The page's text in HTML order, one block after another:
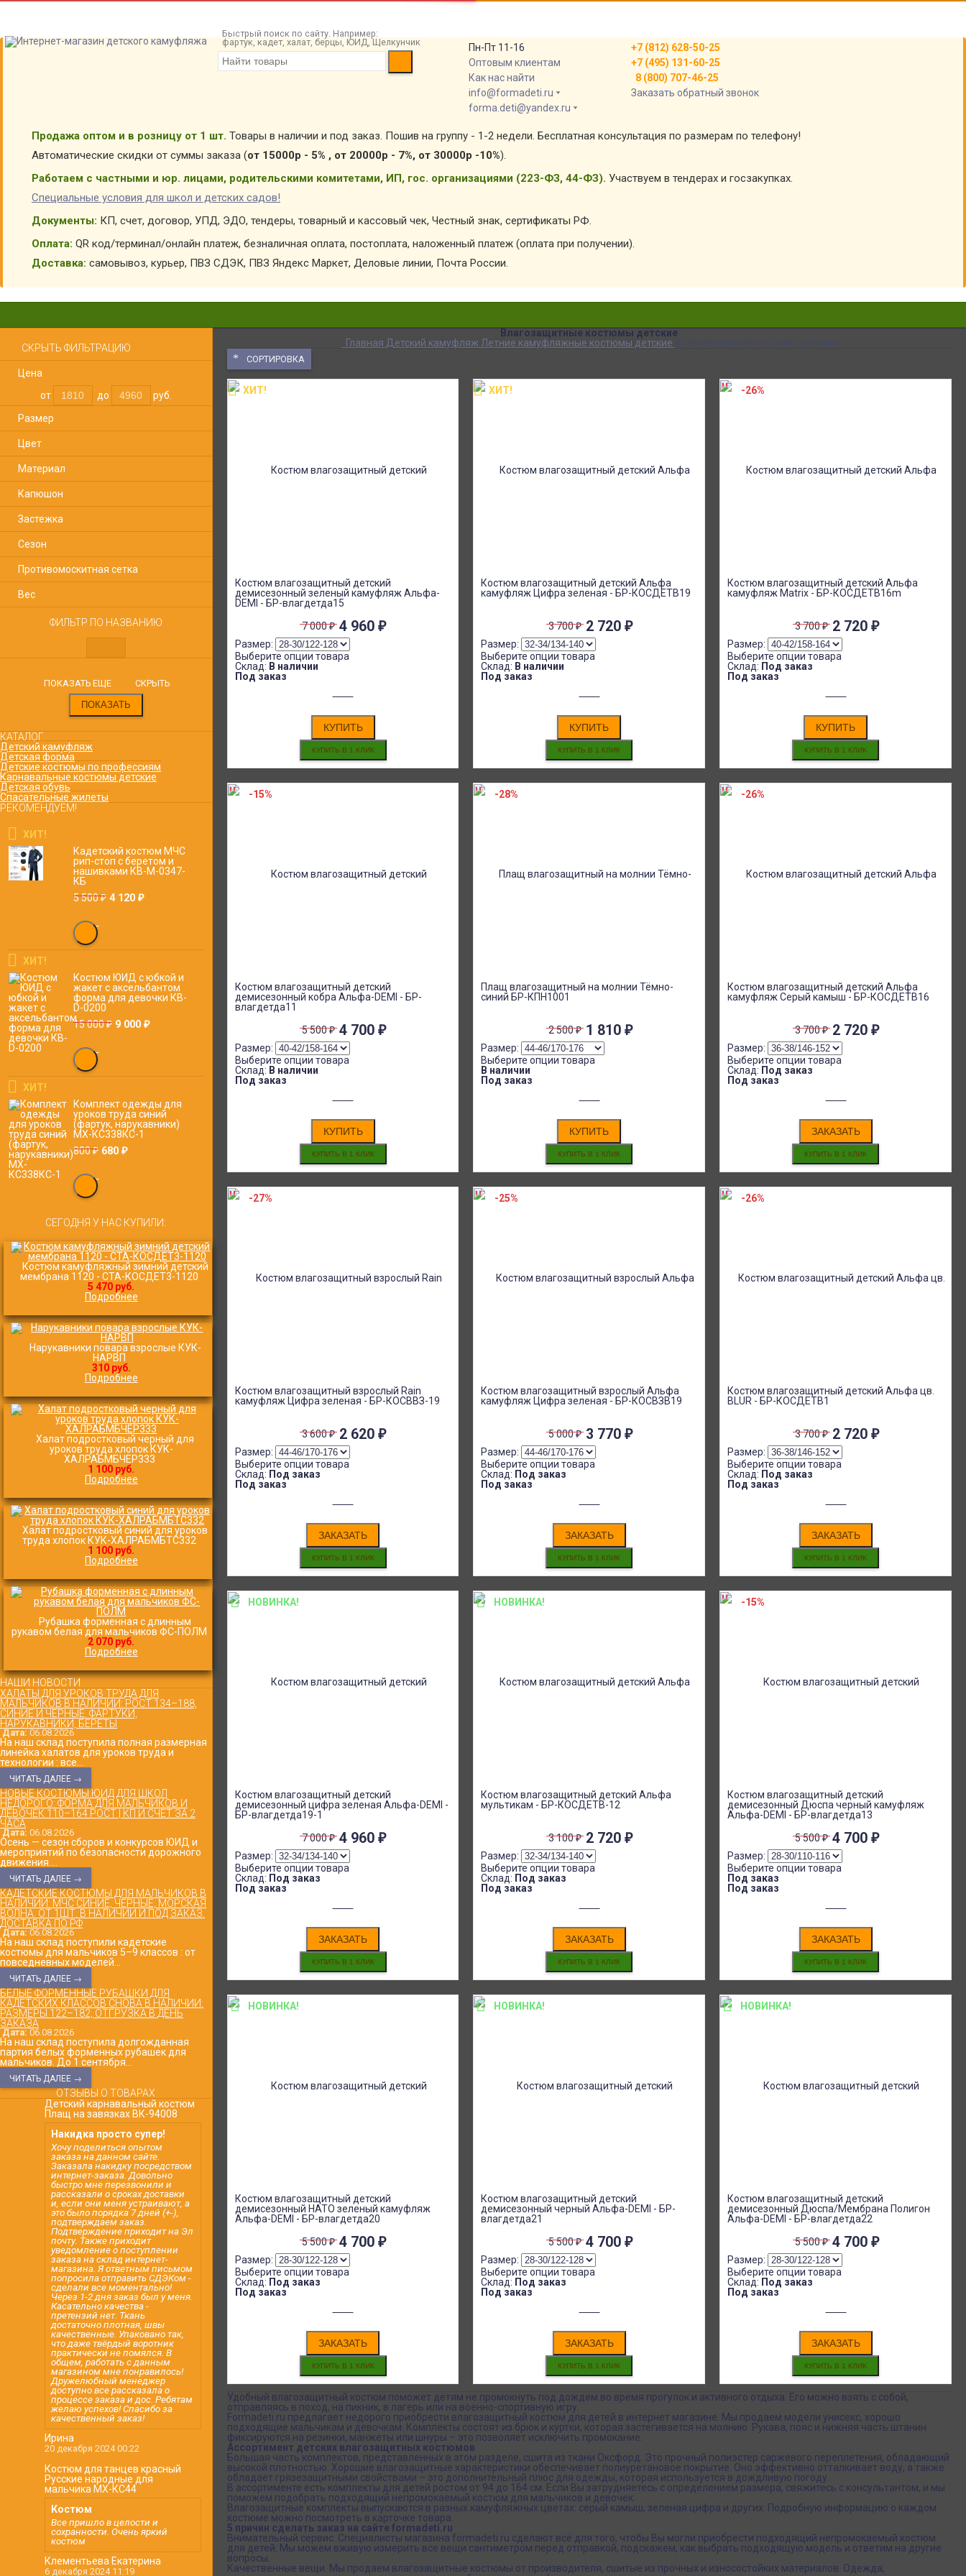
Быстрый поиск по сайту. Например:
фартук, кадет, халат, берцы, ЮИД, Щелкунчик
Пн-Пт 11-16
Оптовым клиентам
Как нас найти
info@formadeti.ru
forma.deti@yandex.ru
+7 (812) 628-50-25
+7 (495) 131-60-25
8 (800) 707-46-25
Заказать обратный звонок
Продажа оптом и в розницу от 1 шт. Товары в наличии и под заказ. Пошив на группу - 1-2 недели. Бесплатная консультация по размерам по телефону!
Автоматические скидки от суммы заказа (от 15000р - 5% , от 20000р - 7%, от 30000р -10%).
Работаем с частными и юр. лицами, родительскими комитетами, ИП, гос. организациями (223-ФЗ, 44-ФЗ). Участвуем в тендерах и госзакупках.
Специальные условия для школ и детских садов!
Документы: КП, счет, договор, УПД, ЭДО, тендеры, товарный и кассовый чек, Честный знак, сертификаты РФ.
Оплата: QR код/терминал/онлайн платеж, безналичная оплата, постоплата, наложенный платеж (оплата при получении).
Доставка: самовывоз, курьер, ПВЗ СДЭК, ПВЗ Яндекс Маркет, Деловые линии, Почта России.
СКРЫТЬ ФИЛЬТРАЦИЮ
Цена
от
до
руб.
Размер
Цвет
Материал
Капюшон
Застежка
Сезон
Противомоскитная сетка
Вес
ФИЛЬТР ПО НАЗВАНИЮ
ПОКАЗАТЬ ЕЩЕ СКРЫТЬ
КАТАЛОГ
Детский камуфляж
Детская форма
Детские костюмы по профессиям
Карнавальные костюмы детские
Детская обувь
Спасательные жилеты
РЕКОМЕНДУЕМ!
ХИТ!
Кадетский костюм МЧС
рип-стоп с беретом и
нашивками КВ-M-0347-
КБ
5 500₽ 4 120₽
ХИТ!
Костюм ЮИД с юбкой и
жакет с аксельбантом
форма для девочки КВ-
D-0200
15 000₽ 9 000₽
ХИТ!
Комплект одежды для
уроков труда синий
(фартук, нарукавники)
МХ-КС338КС-1
800₽ 680₽
СЕГОДНЯ У НАС КУПИЛИ:
Костюм камуфляжный зимний детский
мембрана 1120 - СТА-КОСДЕТ3-1120
5 470 руб.
Подробнее
Нарукавники повара взрослые КУК-
НАРВП
310 руб.
Подробнее
Халат подростковый черный для
уроков труда хлопок КУК-
ХАЛРАБМБЧЕР333
1 100 руб.
Подробнее
Халат подростковый синий для уроков
труда хлопок КУК-ХАЛРАБМБТС332
1 100 руб.
Подробнее
Рубашка форменная с длинным
рукавом белая для мальчиков ФС-ПОЛМ
2 070 руб.
Подробнее
НАШИ НОВОСТИ
ХАЛАТЫ ДЛЯ УРОКОВ ТРУДА ДЛЯ
МАЛЬЧИКОВ В НАЛИЧИИ: РОСТ 134–188,
СИНИЕ И ЧЁРНЫЕ. ФАРТУКИ,
НАРУКАВНИКИ, БЕРЕТЫ
Дата: 06.08.2026
На наш склад поступила полная размерная
линейка халатов для уроков труда и
технологии : все...
ЧИТАТЬ ДАЛЕЕ →
НОВЫЕ КОСТЮМЫ ЮИД ДЛЯ ШКОЛ
НЕДОРОГО: ФОРМА ДЛЯ МАЛЬЧИКОВ И
ДЕВОЧЕК 110–164 РОСТ | КП И СЧЁТ ЗА 2
ЧАСА
Дата: 06.08.2026
Осень — сезон сборов и конкурсов ЮИД и
мероприятий по безопасности дорожного
движения....
ЧИТАТЬ ДАЛЕЕ →
КАДЕТСКИЕ КОСТЮМЫ ДЛЯ МАЛЬЧИКОВ В
НАЛИЧИИ: МЧС СИНИЕ, ЧЕРНЫЕ, МОРСКАЯ
ВОЛНА. ОТ 1ШТ. В НАЛИЧИИ И ПОД ЗАКАЗ.
ДОСТАВКА ПО РФ
Дата: 06.08.2026
На наш склад поступили кадетские
костюмы для мальчиков 5–9 классов : от
повседневных моделей...
ЧИТАТЬ ДАЛЕЕ →
БЕЛЫЕ ФОРМЕННЫЕ РУБАШКИ ДЛЯ
КАДЕТСКИХ КЛАССОВ СНОВА В НАЛИЧИИ:
РАЗМЕРЫ 122–182, ОТГРУЗКА В ДЕНЬ
ЗАКАЗА
Дата: 06.08.2026
На наш склад поступила долгожданная
партия белых форменных рубашек для
мальчиков. До 1 сентября...
ЧИТАТЬ ДАЛЕЕ →
ОТЗЫВЫ О ТОВАРАХ
Детский карнавальный костюм
Плащ на завязках ВК-94008
Накидка просто супер!
Хочу поделиться опытом
заказа на данном сайте.
Заказала накидку посредством
интернет-заказа. Довольно
быстро мне перезвонили и
рассказали о сроках доставки
и, если они меня устраивают, а
это было порядка 7 дней (+-),
подтверждаем заказ.
Подтверждение приходит на Эл
почту. Также приходит
уведомление о поступлении
заказа на склад интернет-
магазина. Я ответным письмом
попросила отправить СДЭКом -
сделали все моментально!
Через 1-2 дня заказ был у меня.
Касательно качества -
претензий нет. Ткань
достаточно плотная, швы
качественные. Упаковано так,
что даже твёрдый воротник
практически не помялся. В
общем, работать с данным
магазином мне понравилось!
Дружелюбный менеджер
доступно все рассказала о
процессе заказа и дос. Ребятам
желаю успехов! Спасибо за
качественный заказ!
Ирина
20 декабря 2024 00:22
Костюм для танцев красный
Русские народные для
мальчика МХ-КС44
Костюм
Все пришло в целости и
сохранности. Очень яркий
костюм
Клементьева Екатерина
6 декабря 2024 11:19
Влагозащитные костюмы детские
Главная Детский камуфляж Летние камуфляжные костюмы детские Влагозащитные костюмы детские
СОРТИРОВКА
Костюм влагозащитный детский
демисезонный зеленый камуфляж Альфа-
DEMI - БР-влагдетда15
7 000₽ 4 960₽
Размер:
Выберите опции товара
Склад: В наличии
Под заказ
КУПИТЬ
ХИТ!
Костюм влагозащитный детский Альфа
камуфляж Цифра зеленая - БР-КОСДЕТВ19
3 700₽ 2 720 ₽
Размер:
Выберите опции товара
Склад: В наличии
Под заказ
КУПИТЬ
ХИТ!
Костюм влагозащитный детский Альфа
камуфляж Matrix - БР-КОСДЕТВ16m
3 700₽ 2 720 ₽
Размер:
Выберите опции товара
Склад: Под заказ
Под заказ
КУПИТЬ
-26%
Костюм влагозащитный детский
демисезонный кобра Альфа-DEMI - БР-
влагдетда11
5 500₽ 4 700₽
Размер:
Выберите опции товара
Склад: В наличии
Под заказ
КУПИТЬ
-15%
Плащ влагозащитный на молнии Тёмно-
синий БР-КПН1001
2 500₽ 1 810 ₽
Размер:
Выберите опции товара
В наличии
Под заказ
КУПИТЬ
-28%
Костюм влагозащитный детский Альфа
камуфляж Серый камыш - БР-КОСДЕТВ16
3 700₽ 2 720 ₽
Размер:
Выберите опции товара
Склад: Под заказ
Под заказ
ЗАКАЗАТЬ
-26%
Костюм влагозащитный взрослый Rain
камуфляж Цифра зеленая - БР-КОСВВЗ-19
3 600₽ 2 620₽
Размер:
Выберите опции товара
Склад: Под заказ
Под заказ
ЗАКАЗАТЬ
-27%
Костюм влагозащитный взрослый Альфа
камуфляж Цифра зеленая - БР-КОСВЗВ19
5 000₽ 3 770 ₽
Размер:
Выберите опции товара
Склад: Под заказ
Под заказ
ЗАКАЗАТЬ
-25%
Костюм влагозащитный детский Альфа цв.
BLUR - БР-КОСДЕТВ1
3 700₽ 2 720 ₽
Размер:
Выберите опции товара
Склад: Под заказ
Под заказ
ЗАКАЗАТЬ
-26%
Костюм влагозащитный детский
демисезонный цифра зеленая Альфа-DEMI -
БР-влагдетда19-1
7 000₽ 4 960₽
Размер:
Выберите опции товара
Склад: Под заказ
Под заказ
ЗАКАЗАТЬ
НОВИНКА!
Костюм влагозащитный детский Альфа
мультикам - БР-КОСДЕТВ-12
3 100₽ 2 720 ₽
Размер:
Выберите опции товара
Склад: Под заказ
Под заказ
ЗАКАЗАТЬ
НОВИНКА!
Костюм влагозащитный детский
демисезонный Дюспа черный камуфляж
Альфа-DEMI - БР-влагдетда13
5 500₽ 4 700 ₽
Размер:
Выберите опции товара
Под заказ
Под заказ
ЗАКАЗАТЬ
-15%
Костюм влагозащитный детский
демисезонный НАТО зеленый камуфляж
Альфа-DEMI - БР-влагдетда20
5 500₽ 4 700₽
Размер:
Выберите опции товара
Склад: Под заказ
Под заказ
ЗАКАЗАТЬ
НОВИНКА!
Костюм влагозащитный детский
демисезонный черный Альфа-DEMI - БР-
влагдетда21
5 500₽ 4 700 ₽
Размер:
Выберите опции товара
Склад: Под заказ
Под заказ
ЗАКАЗАТЬ
НОВИНКА!
Костюм влагозащитный детский
демисезонный Дюспа/Мембрана Полигон
Альфа-DEMI - БР-влагдетда22
5 500₽ 4 700 ₽
Размер:
Выберите опции товара
Склад: Под заказ
Под заказ
ЗАКАЗАТЬ
НОВИНКА!
Удобный влагозащитный костюм поможет детям не промокнуть под дождем во время прогулок и активного отдыха. Его можно взять с собой,
отправляясь в поход, на пикник, в лагерь или на военно-спортивную игру.
Formadeti.ru предлагает недорого приобрести влагозащитный костюм для детей в интернет магазине. Мы продаем модели унисекс, хорошо
подходящие мальчикам и девочкам. Комплекты состоят из брюк и куртки, которая застегивается на молнию. Рукава, пояс и нижняя часть штанин
фиксируются на резинки, манжеты или шнуры – это позволяет исключить промокание.
Ассортимент детских влагозащитных костюмов
Большая часть комплектов, представленных в этом разделе, сшита из ткани Оксфорд. Это прочный полиэстер саржевого переплетения, обладающий
высокой плотностью. Хорошие влагозащитные характеристики обеспечивает полиуретановое покрытие. Оно эффективно отталкивает воду, а также
обладает грязезащитными свойствами – это дополнительный плюс для одежды, которая используется в дождливую погоду.
В ассортименте есть комплекты для детей ростом от 94 до 164 см. Если Вы затрудняетесь с определением размера, свяжитесь с консультантом, и мы
поможем подобрать подходящий непромокаемый костюм для мальчиков и девочек.
Влагозащитные комплекты выпускаются в разных камуфляжных цветах: серый камыш, зеленая цифра и других. Подробную информацию о каждом
костюме можно посмотреть в карточке товара.
5 причин сделать заказ на сайте formadeti.ru
Внимательный сервис. Специалисты магазина formadeti.ru сделают всё для того, чтобы Вы могли приобрести подходящий непромокаемый костюм
для детей. Мы можем вживую измерить все вещи сантиметром перед отправкой, подскажем, как выбрать подходящую модель и ответим на другие
вопросы.
Качественные вещи. Мы продаем влагозащитные костюмы от производителя, сшитые из прочных и износостойких материалов. Одежда,